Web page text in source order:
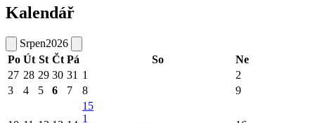
Kalendář
Srpen2026
Po Út St Čt Pá So
Ne
27 28 29 30 31 1
2
3
4 5 6 7 8 9
15
1